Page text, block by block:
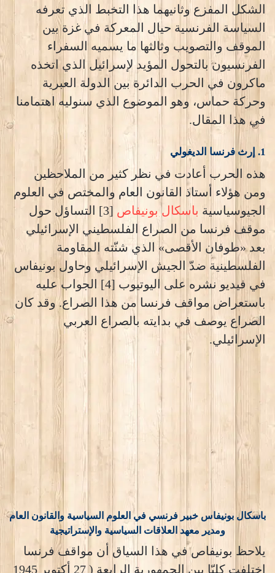
الشكل المفزع وثانيهما هذا التخبط الذي تعرفه
السياسة الفرنسية حيال المعركة في غزة بين
الموقف والتصويب وثالثها ما يسميه السفراء
الفرنسيون بالتحول المؤيد لإسرائيل الذي اتخذه
ماكرون في الحرب الدائرة بين الدولة العبرية
وحركة حماس، وهو الموضوع الذي سنوليه اهتمامنا
في هذا المقال.
1. إرث فرنسا الديغولي
هذه الحرب أعادت في نظر كثير من الملاحظين
ومن هؤلاء أستاذ القانون العام والمختص في العلوم
الجيوسياسية باسكال بونيفاص
[3] التساؤل حول
موقف فرنسا من الصراع الفلسطيني الإسرائيلي
بعد «طوفان الأقصى» الذي شنّته المقاومة
الفلسطينية ضدّ الجيش الإسرائيلي وحاول بونيفاس
في فيديو نشره على اليوتيوب [4] الجواب عليه
باستعراض مواقف فرنسا من هذا الصراع. وقد كان
الصراع يوصف في بدايته بالصراع العربي
الإسرائيلي.
باسكال بونيفاس خبير فرنسي في العلوم السياسية والقانون العام
ومدير معهد العلاقات السياسية والإستراتيجية
يلاحظ بونيفاص في هذا السياق أن مواقف فرنسا
اختلفت كليّا بين الجمهورية الرابعة ( 27 أكتوبر 1945